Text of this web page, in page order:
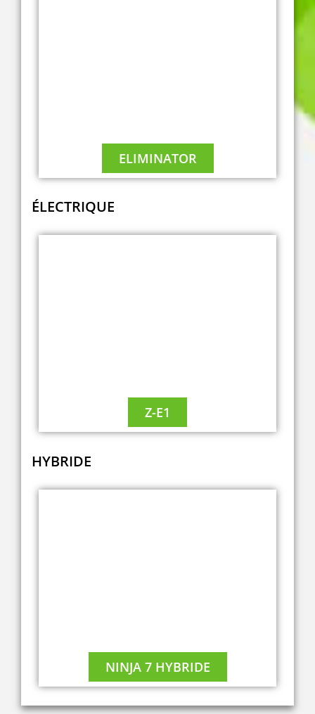
ELIMINATOR
A2
ÉLECTRIQUE
Z-E1
HYBRIDE
NINJA 7 HYBRIDE